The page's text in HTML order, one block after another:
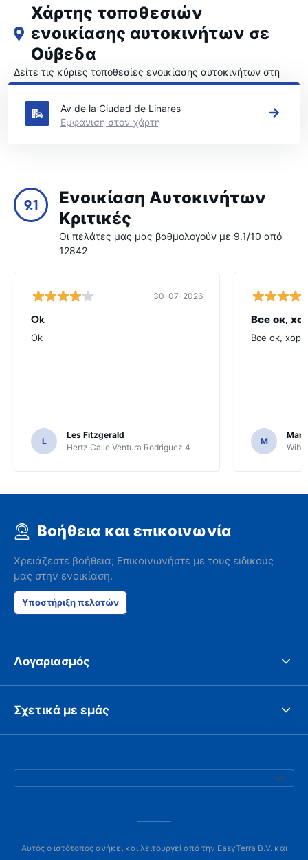
Χάρτης τοποθεσιών
ενοικίασης αυτοκινήτων σε
Ούβεδα
Δείτε τις κύριες τοποθεσίες ενοικίασης αυτοκινήτων στη
Ούβεδα
Av de la Ciudad de Linares
Εμφάνιση στον χάρτη
9.1
Ενοικίαση Αυτοκινήτων
Κριτικές
Οι πελάτες μας μας βαθμολογούν με 9.1/10 από
12842
30-07-2026
Ok
Ok
L
Les Fitzgerald
Hertz Calle Ventura Rodriguez 4
Все ок,
Все ок,
M
Βοήθεια και επικοινωνία
Χρειάζεστε βοήθεια; Επικοινωνήστε με τους ειδικούς
μας στην ενοικίαση.
Υποστήριξη πελατών
Λογαριασμός
Σχετικά με εμάς
Αυτός ο ιστότοπος ανήκει και λειτουργεί από την EasyTerra B.V. και